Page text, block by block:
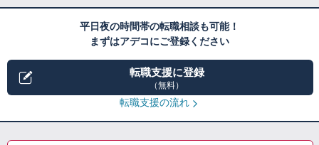
平日夜の時間帯の転職相談も可能！
まずはアデコにご登録ください
転職支援に登録
（無料）
転職支援の流れ